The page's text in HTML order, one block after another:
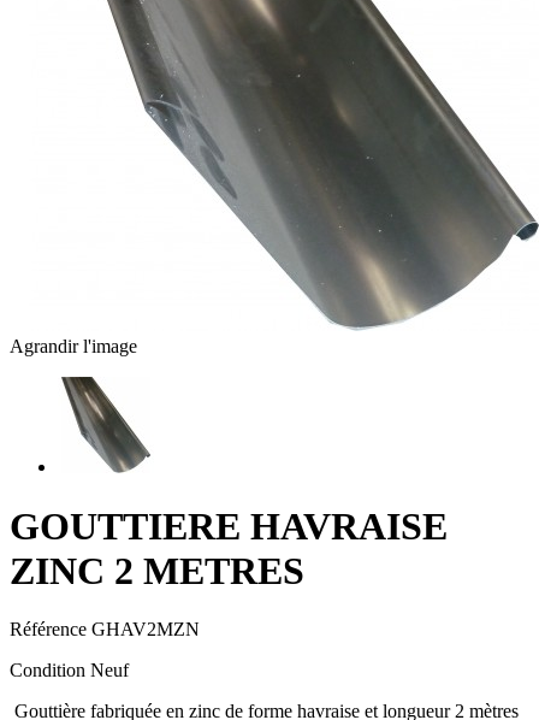
Agrandir l'image
GOUTTIERE HAVRAISE
ZINC 2 METRES
Référence GHAV2MZN
Condition Neuf
Gouttière fabriquée en zinc de forme havraise et longueur 2 mètres